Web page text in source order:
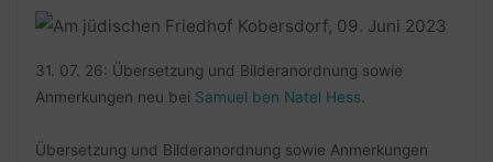
31. 07. 26: Übersetzung und Bilderanordnung sowie
Anmerkungen neu bei Samuel ben Natel Hess.
Übersetzung und Bilderanordnung sowie Anmerkungen